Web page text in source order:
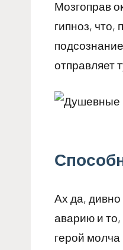
Мозгоправ
гипноз, что,
отправляет
Ах да, дивно
аварию и
герой